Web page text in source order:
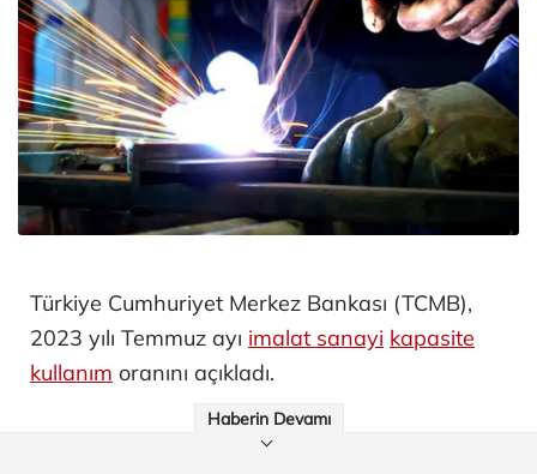
Türkiye Cumhuriyet Merkez Bankası (TCMB),
2023 yılı Temmuz ayı imalat sanayi kapasite
kullanım oranını açıkladı.
Haberin Devamı